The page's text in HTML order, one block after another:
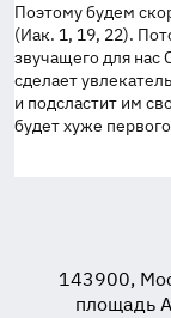
Поэтому будем
(Иак. 1, 19, 22).
звучащего для нас
сделает
и подсластит им
будет хуже
143900,
площадь